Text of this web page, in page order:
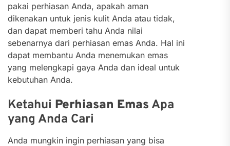
pakai perhiasan Anda, apakah aman
dikenakan untuk jenis kulit Anda atau tidak,
dan dapat memberi tahu Anda nilai
sebenarnya dari perhiasan emas Anda. Hal ini
dapat membantu Anda menemukan emas
yang melengkapi gaya Anda dan ideal untuk
kebutuhan Anda.
Ketahui Perhiasan Emas Apa
yang Anda Cari
Anda mungkin ingin perhiasan yang bisa